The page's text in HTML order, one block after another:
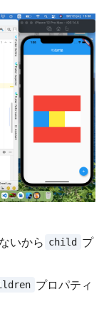
いから child
プ
プロパティ